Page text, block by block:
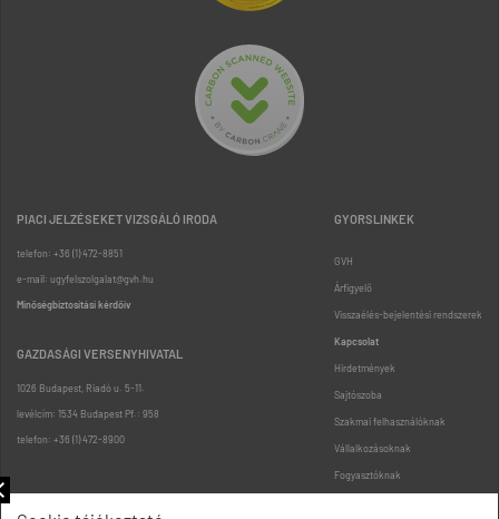
PIACI JELZÉSEKET VIZSGÁLÓ IRODA
telefon: +36 (1) 472-8851
e-mail: ugyfelszolgalat@gvh.hu
Minőségbiztosítási kérdőív
GAZDASÁGI VERSENYHIVATAL
1026 Budapest, Riadó u. 5-11.
levélcím: 1534 Budapest Pf.: 958
telefon: +36 (1) 472-8900
GYORSLINKEK
GVH
Árfigyelő
Visszaélés-bejelentési rendszerek
Kapcsolat
Hirdetmények
Sajtószoba
Szakmai felhasználóknak
Vállalkozásoknak
Fogyasztóknak